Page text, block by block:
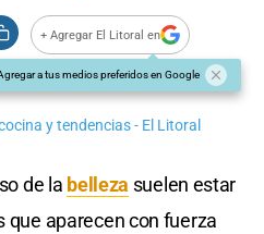
+ Agregar El Litoral en
a tus medios preferidos en Google
y tendencias - El Litoral
de la belleza suelen estar
que aparecen con fuerza